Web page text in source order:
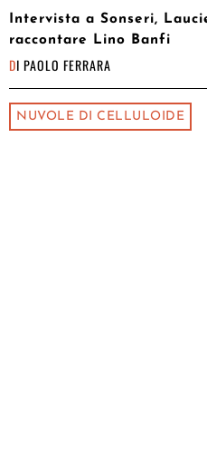
Intervista a Sonseri,
raccontare Lino Banfi
DI PAOLO FERRARA
NUVOLE DI CELLULOIDE